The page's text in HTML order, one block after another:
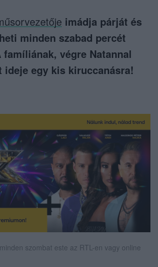
imádja párját és
minden szabad percét
végre Natannal
egy kis kiruccanásra!
szombat este az RTL-en vagy online